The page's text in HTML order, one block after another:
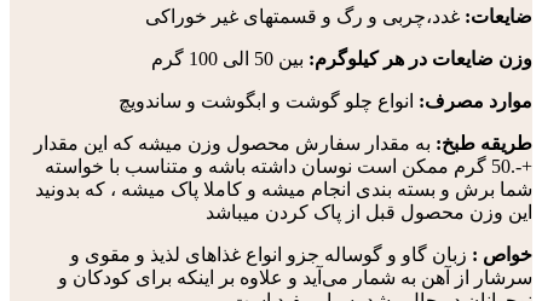
ضایعات: غدد،چربی و رگ و قسمتهای غیر خوراکی
وزن ضایعات در هر کیلوگرم: بین 50 الی 100 گرم
موارد مصرف: انواع چلو گوشت و ابگوشت و ساندویچ
طریقه طبخ: به مقدار سفارش محصول وزن میشه که این مقدار
+-.50 گرم ممکن است نوسان داشته باشه و متناسب با خواسته
شما برش و بسته بندی انجام میشه و کاملا پاک میشه ، که بدونید
این وزن محصول قبل از پاک کردن میباشد
خواص : زبان گاو و گوساله جزو انواع غذاهای لذیذ و مقوی و
سرشار از آهن به شمار می‌آید و علاوه بر اینکه برای کودکان و